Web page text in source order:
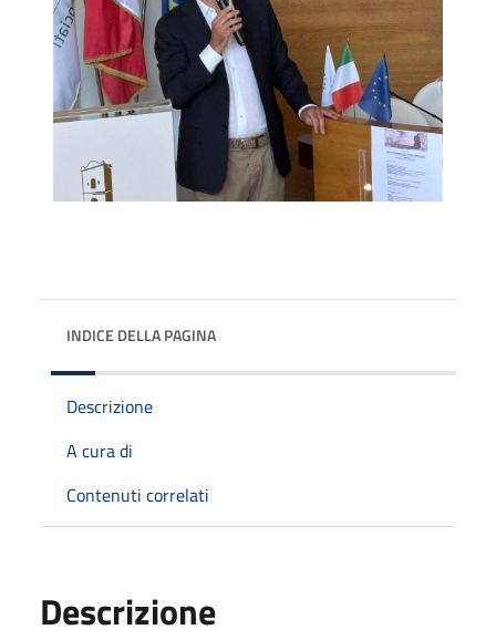
INDICE DELLA PAGINA
Descrizione
A cura di
Contenuti correlati
Descrizione